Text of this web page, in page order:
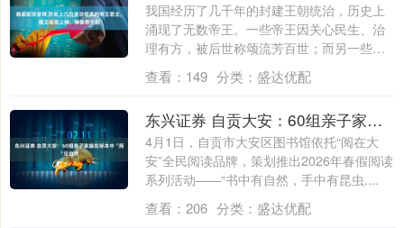
我国经历了几千年的封建王朝统治，历史上
涌现了无数帝王。一些帝王因关心民生、治
理有方，被后世称颂流芳百世；而另一些帝
王则因....
查看： 149 分类： 盛达优配
东兴证券 自贡大安：60组亲子家庭在标本中“阅“见自然
4月1日，自贡市大安区图书馆依托“阅在大
安”全民阅读品牌，策划推出2026年春假阅读
系列活动——“书中有自然，手中有昆虫....
查看： 206 分类： 盛达优配